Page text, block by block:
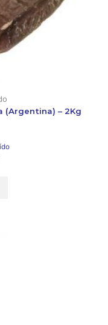
(Argentina) – 2Kg